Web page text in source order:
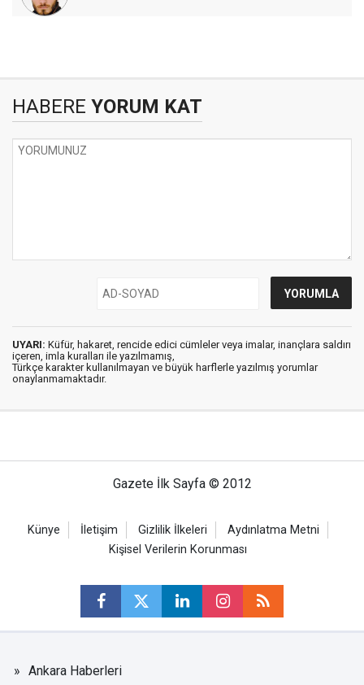
HABERE YORUM KAT
UYARI: Küfür, hakaret, rencide edici cümleler veya imalar, inançlara saldırı
içeren, imla kuralları ile yazılmamış,
Türkçe karakter kullanılmayan ve büyük harflerle yazılmış yorumlar
onaylanmamaktadır.
Gazete İlk Sayfa © 2012
Künye İletişim Gizlilik İlkeleri
Aydınlatma Metni
Kişisel Verilerin Korunması
Ankara Haberleri